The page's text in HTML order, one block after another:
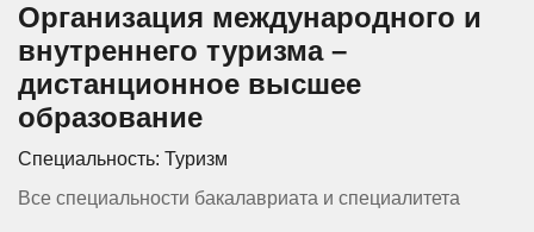
Организация международного и
внутреннего туризма –
дистанционное высшее
образование
Специальность: Туризм
Все специальности бакалавриата и специалитета